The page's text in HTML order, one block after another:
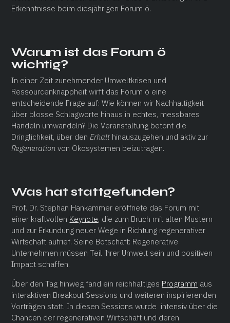
Erkenntnisse beim diesjährigen Forum ö.
Warum ist das Forum ö
wichtig?
In einer Zeit zunehmender Umweltkrisen und
Ressourcenknappheit wirft das Forum ö eine
entscheidende Frage auf: Wie können wir Nachhaltigkeit
über blosse Schlagworte hinaus in echtes, messbares
Handeln umwandeln? Die Veranstaltung betont die
Dringlichkeit, über den Erhalt hinauszugehen und aktiv zur
Regeneration von Ökosystemen beizutragen.
Was hat stattgefunden?
Prof. Dr. Stephan Hankammer eröffnete das Forum mit
einer kraftvollen Keynote, die zum Bruch mit alten Mustern
und zur Erkundung neuer Wege in Richtung regenerativer
Wirtschaft aufrief. Seine Botschaft: Regenerative
Unternehmen müssen Teil ihrer Umwelt sein und positiven
Impact schaffen.
Über den Tag hinweg fand ein reichhaltiges Programm aus
interaktiven Breakout Sessions und weiteren inspirierenden
Vorträgen statt. In diesen Sessions wurde intensiv über die
Chancen der regenerativen Wirtschaft und deren